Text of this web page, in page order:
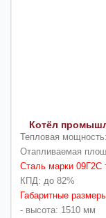
Котёл
Тепловая
Отапливаемая
Сталь марки
КПД: до 82%
Габаритные
- высота: 1510 мм